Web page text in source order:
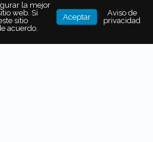
interesarte...
la mejor
web. Si
sitio
acuerdo.
Aceptar
Aviso de
privacidad